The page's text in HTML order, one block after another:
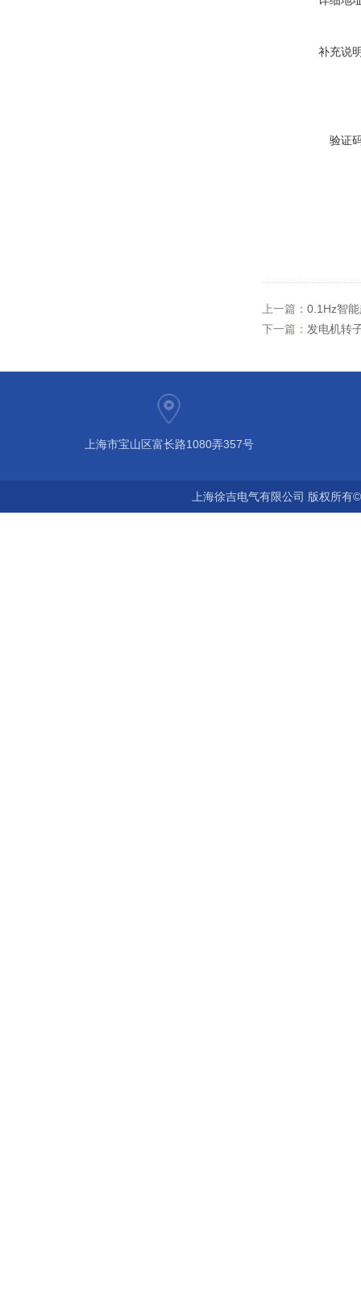
补充说
验证
上一篇： 0.1Hz智
下一篇： 发电机转
上海市宝山区富长路1080弄357号
上海徐吉电气有限公司 版权所